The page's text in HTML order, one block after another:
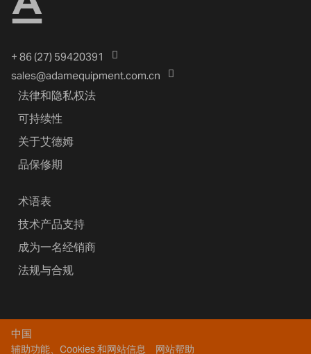
+ 86 (27) 59420391
sales@adamequipment.com.cn
法律和隐私权法
可持续性
关于艾德姆
品保修期
术语表
技术产品支持
成为一名经销商
法规与合规
中国
辅助功能、Cookies 和网站信息 网站帮助